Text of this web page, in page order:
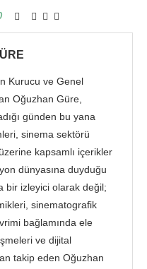
Kurucu ve Genel
Oğuzhan Güre,
günden bu yana
sinema sektörü
kapsamlı içerikler
dünyasına duyduğu
bir izleyici olarak değil;
sinematografik
bağlamında ele
ve dijital
takip eden Oğuzhan